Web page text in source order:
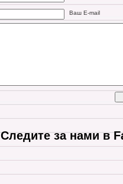
Ваш E-mail
Следите за нами в